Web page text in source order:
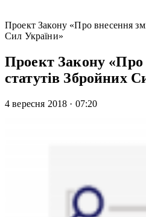
Проект Закону «Про внесення
Сил України»
Проект Закону «Про
статутів Збройних
4 вересня 2018 · 07:20